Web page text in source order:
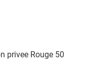
privee Rouge 50